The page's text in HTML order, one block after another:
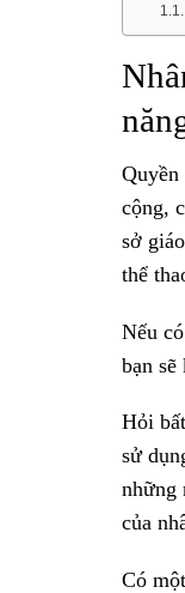
cộng,
sở
thể
Nếu
bạn
Hỏi
sử
những
của
Có